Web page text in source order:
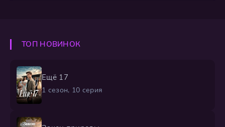
ТОП НОВИНОК
Ещё 17
1 сезон, 10 серия